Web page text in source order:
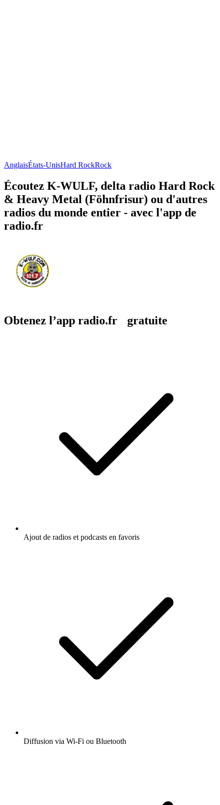
AnglaisÉtats-UnisHard RockRock
Écoutez K-WULF, delta radio Hard Rock
& Heavy Metal (Föhnfrisur) ou d'autres
radios du monde entier - avec l'app de
radio.fr
Obtenez l’app radio.fr gratuite
Ajout de radios et podcasts en favoris
Diffusion via Wi-Fi ou Bluetooth